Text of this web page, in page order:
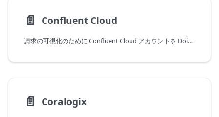
📄️ Confluent Cloud
請求の可視化のために Confluent Cloud アカウントを DoiT に接続
📄️ Coralogix